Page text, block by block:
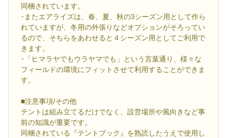
同梱されています。
･またエアライズは、春、夏、秋の3シーズン用として作ら
れていますが、冬用の外張りなどオプションがそろってい
るので、そちらをあわせると４シーズン用としてご利用で
きます。
･「ヒマラヤでもウラヤマでも」という言葉通り、様々な
フィールドの環境にフィットさせて利用することができま
す。
■注意事項/その他
テントは組み立てるだけでなく、設営場所や風向きなど事
前の知識が重要です。
同梱されている『テントブック』を熟読したうえで使用し